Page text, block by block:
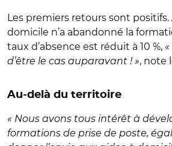
Les premiers retours sont positifs.
domicile n’a abandonné la
taux d’absence est réduit à 10 %,
d’être le cas auparavant ! », note
Au-delà du territoire
« Nous avons tous intérêt à
formations de prise de poste,